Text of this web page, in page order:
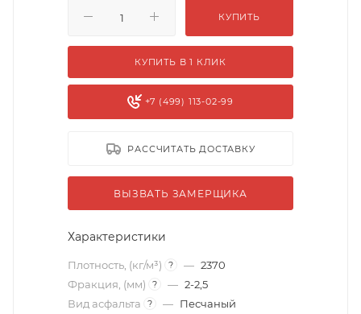
КУПИТЬ
КУПИТЬ В 1 КЛИК
+7 (499) 113-02-99
РАССЧИТАТЬ ДОСТАВКУ
ВЫЗВАТЬ ЗАМЕРЩИКА
Характеристики
Плотность, (кг/м³) ? — 2370
Фракция, (мм)
? — 2-2,5
Вид асфальта
? — Песчаный